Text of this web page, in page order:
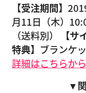
【受注期間】
月11日（木）
（送料別）
【サ
特典】 ブランケ
詳細はこちらから
▼